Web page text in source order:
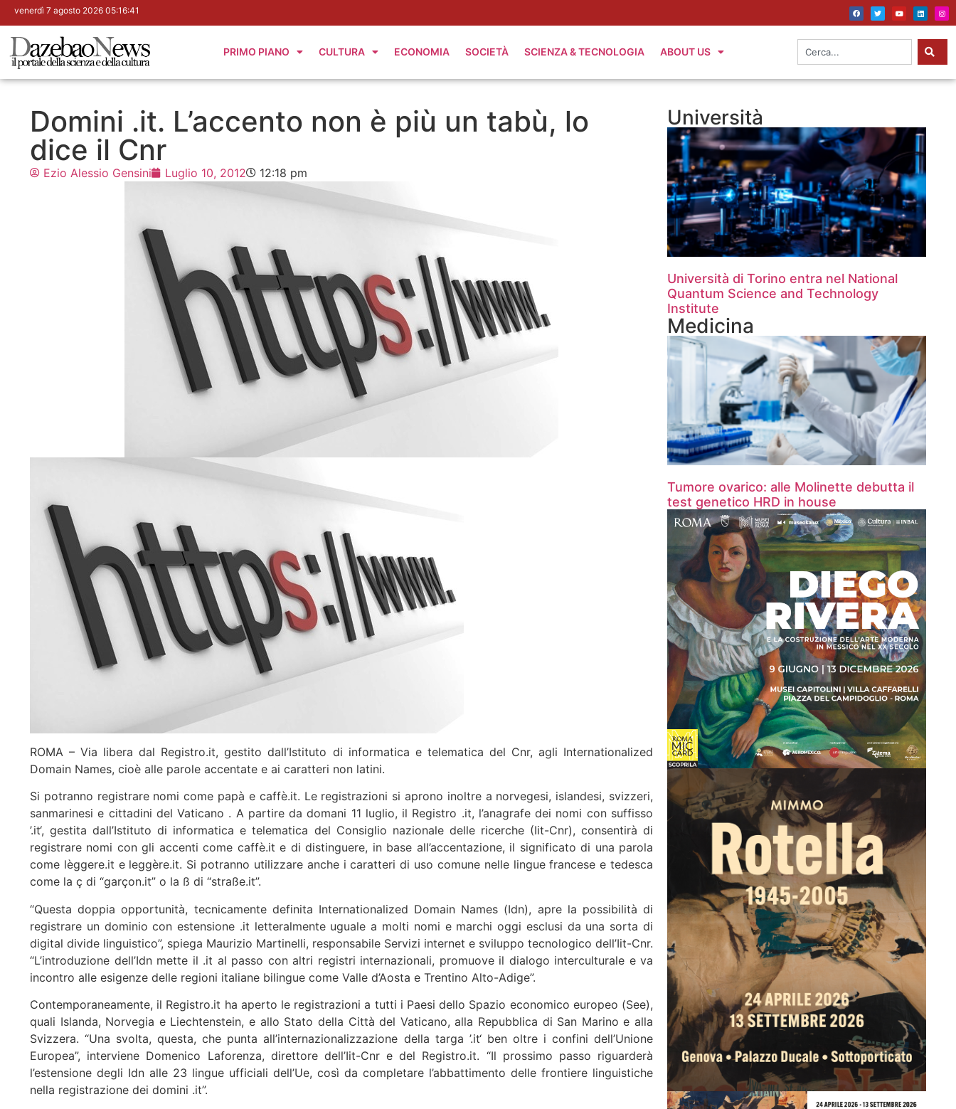
venerdì 7 agosto 2026 05:16:42
PRIMO PIANO CULTURA ECONOMIA SOCIETÀ SCIENZA & TECNOLOGIA ABOUT US
Domini .it. L’accento non è più un tabù, lo
dice il Cnr
Ezio Alessio Gensini Luglio 10, 2012 12:18 pm
ROMA – Via libera dal Registro.it, gestito dall’Istituto di informatica e telematica del Cnr, agli Internationalized
Domain Names, cioè alle parole accentate e ai caratteri non latini.
Si potranno registrare nomi come papà e caffè.it. Le registrazioni si aprono inoltre a norvegesi, islandesi, svizzeri,
sanmarinesi e cittadini del Vaticano . A partire da domani 11 luglio, il Registro .it, l’anagrafe dei nomi con suffisso
’.it‘, gestita dall’Istituto di informatica e telematica del Consiglio nazionale delle ricerche (Iit-Cnr), consentirà di
registrare nomi con gli accenti come caffè.it e di distinguere, in base all’accentazione, il significato di una parola
come lèggere.it e leggère.it. Si potranno utilizzare anche i caratteri di uso comune nelle lingue francese e tedesca
come la ç di “garçon.it” o la ß di “straße.it”.
“Questa doppia opportunità, tecnicamente definita Internationalized Domain Names (Idn), apre la possibilità di
registrare un dominio con estensione .it letteralmente uguale a molti nomi e marchi oggi esclusi da una sorta di
digital divide linguistico”, spiega Maurizio Martinelli, responsabile Servizi internet e sviluppo tecnologico dell’Iit-Cnr.
“L’introduzione dell’Idn mette il .it al passo con altri registri internazionali, promuove il dialogo interculturale e va
incontro alle esigenze delle regioni italiane bilingue come Valle d’Aosta e Trentino Alto-Adige”.
Contemporaneamente, il Registro.it ha aperto le registrazioni a tutti i Paesi dello Spazio economico europeo (See),
quali Islanda, Norvegia e Liechtenstein, e allo Stato della Città del Vaticano, alla Repubblica di San Marino e alla
Svizzera. “Una svolta, questa, che punta all’internazionalizzazione della targa ’.it‘ ben oltre i confini dell’Unione
Europea”, interviene Domenico Laforenza, direttore dell’Iit-Cnr e del Registro.it. “Il prossimo passo riguarderà
l’estensione degli Idn alle 23 lingue ufficiali dell’Ue, così da completare l’abbattimento delle frontiere linguistiche
nella registrazione dei domini .it”.
Università
Università di Torino entra nel National
Quantum Science and Technology
Institute
Medicina
Tumore ovarico: alle Molinette debutta il
test genetico HRD in house